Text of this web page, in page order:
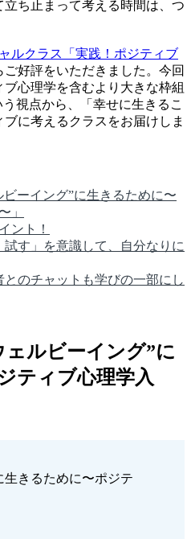
ち止まって考える時間は、つ
ルクラス「実践！ポジティブ
好評をいただきました。今回
心理学を含むより大きな枠組
視点から、「幸せに生きるこ
に考えるクラスをお届けしま
ーイング”に生きるために〜
」
ント！
試す」を意識して、自分なりに
とのチャットも学びの一部にし
ルビーイング”に
ティブ心理学入
生きるために〜ポジテ